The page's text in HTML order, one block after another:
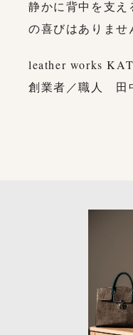
静かに背中を支え
の喜びはありませ
leather works
創業者／職人 田